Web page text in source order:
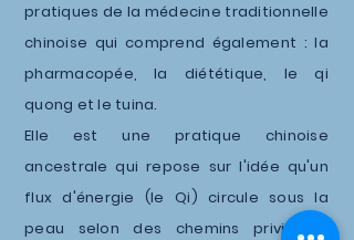
pratiques de la médecine traditionnelle
chinoise qui comprend également : la
pharmacopée, la diététique, le qi
quong et le tuina.
Elle est une pratique chinoise
ancestrale qui repose sur l'idée qu'un
flux d'énergie (le Qi) circule sous la
peau selon des chemins privilégiés